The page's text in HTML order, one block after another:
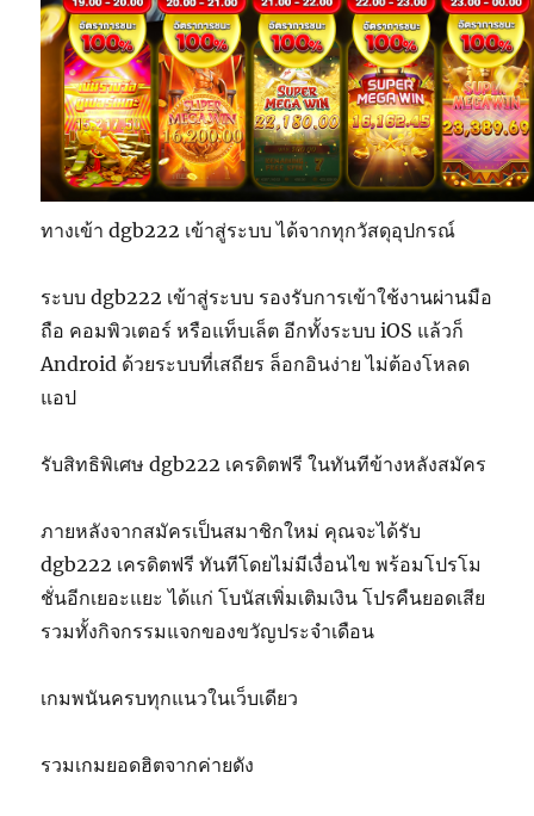
ทางเข้า dgb222 เข้าสู่ระบบ ได้จากทุกวัสดุอุปกรณ์
ระบบ dgb222 เข้าสู่ระบบ รองรับการเข้าใช้งานผ่านมือ
ถือ คอมพิวเตอร์ หรือแท็บเล็ต อีกทั้งระบบ iOS แล้วก็
Android ด้วยระบบที่เสถียร ล็อกอินง่าย ไม่ต้องโหลด
แอป
รับสิทธิพิเศษ dgb222 เครดิตฟรี ในทันทีข้างหลังสมัคร
ภายหลังจากสมัครเป็นสมาชิกใหม่ คุณจะได้รับ
dgb222 เครดิตฟรี ทันทีโดยไม่มีเงื่อนไข พร้อมโปรโม
ชั่นอีกเยอะแยะ ได้แก่ โบนัสเพิ่มเติมเงิน โปรคืนยอดเสีย
รวมทั้งกิจกรรมแจกของขวัญประจำเดือน
เกมพนันครบทุกแนวในเว็บเดียว
รวมเกมยอดฮิตจากค่ายดัง